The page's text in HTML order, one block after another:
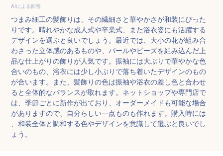
AIによる回答
つまみ細工の髪飾りは、その繊細さと華やかさが和装にぴった
りです。晴れやかな成人式や卒業式、また浴衣姿にも活躍する
デザインを選ぶと良いでしょう。最近では、大小の花が組み合
わさった立体感のあるものや、パールやビーズを組み込んだ上
品な仕上がりの飾りが人気です。振袖には大ぶりで華やかな色
合いのもの、浴衣には少し小ぶりで落ち着いたデザインのもの
が合います。また、髪飾りの色は振袖や浴衣の差し色と合わせ
ると全体的なバランスが取れます。ネットショップや専門店で
は、季節ごとに新作が出ており、オーダーメイドも可能な場合
がありますので、自分らしい一点ものも作れます。購入時には
、和装全体と調和する色やデザインを意識して選ぶと良いでし
ょう。